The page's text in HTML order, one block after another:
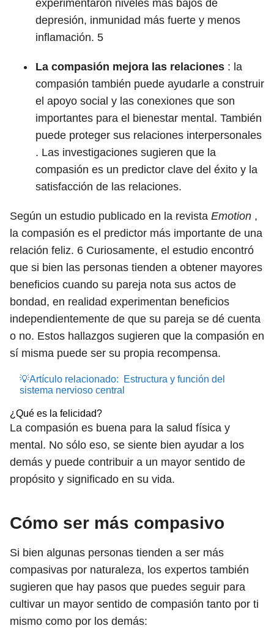
experimentaron niveles más bajos de
depresión, inmunidad más fuerte y menos
inflamación. 5
La compasión mejora las relaciones : la
compasión también puede ayudarle a construir
el apoyo social y las conexiones que son
importantes para el bienestar mental. También
puede proteger sus relaciones interpersonales
. Las investigaciones sugieren que la
compasión es un predictor clave del éxito y la
satisfacción de las relaciones.
Según un estudio publicado en la revista Emotion ,
la compasión es el predictor más importante de una
relación feliz. 6 Curiosamente, el estudio encontró
que si bien las personas tienden a obtener mayores
beneficios cuando su pareja nota sus actos de
bondad, en realidad experimentan beneficios
independientemente de que su pareja se dé cuenta
o no. Estos hallazgos sugieren que la compasión en
sí misma puede ser su propia recompensa.
💡Artículo relacionado:
Estructura y función del
sistema nervioso central
¿Qué es la felicidad?
La compasión es buena para la salud física y
mental. No sólo eso, se siente bien ayudar a los
demás y puede contribuir a un mayor sentido de
propósito y significado en su vida.
Cómo ser más compasivo
Si bien algunas personas tienden a ser más
compasivas por naturaleza, los expertos también
sugieren que hay pasos que puedes seguir para
cultivar un mayor sentido de compasión tanto por ti
mismo como por los demás: